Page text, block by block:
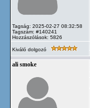
Tagság: 2025-02-27 08:32:58
Tagszám: #140241
Hozzászólások: 5826
Kiváló dolgozó
ali smoke